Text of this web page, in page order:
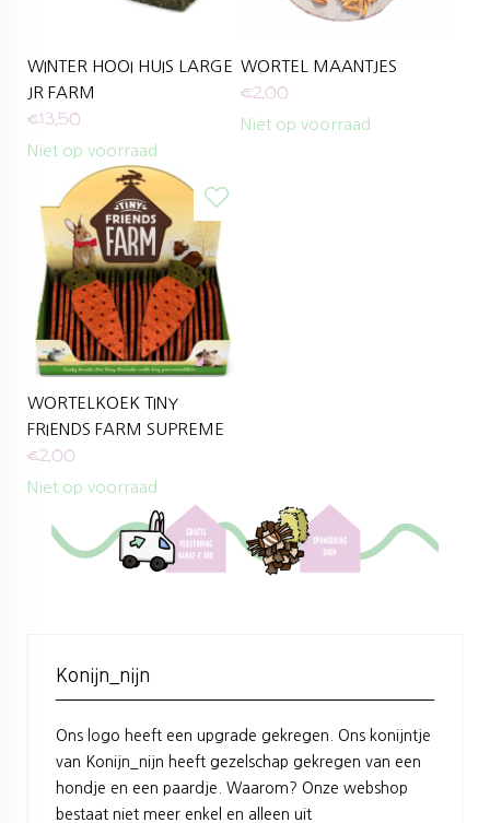
WINTER HOOI HUIS LARGE
JR FARM
€13,50
Niet op voorraad
WORTEL MAANTJES
€2,00
Niet op voorraad
WORTELKOEK TINY
FRIENDS FARM SUPREME
€2,00
Niet op voorraad
Konijn_nijn
Ons logo heeft een upgrade gekregen. Ons konijntje
van Konijn_nijn heeft gezelschap gekregen van een
hondje en een paardje. Waarom? Onze webshop
bestaat niet meer enkel en alleen uit